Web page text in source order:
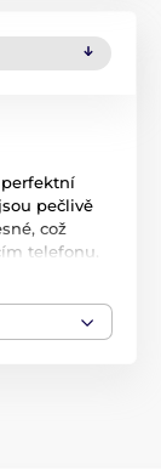
pečlivě
což
telefonu.